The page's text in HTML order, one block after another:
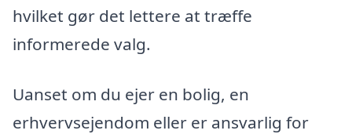
hvilket gør det lettere at træffe
informerede valg.
Uanset om du ejer en bolig, en
erhvervsejendom eller er ansvarlig for